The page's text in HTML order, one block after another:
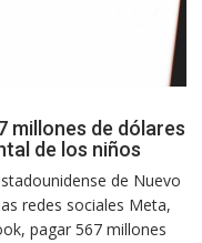
millones de dólares
de los niños
de Nuevo
redes sociales Meta,
pagar 567 millones